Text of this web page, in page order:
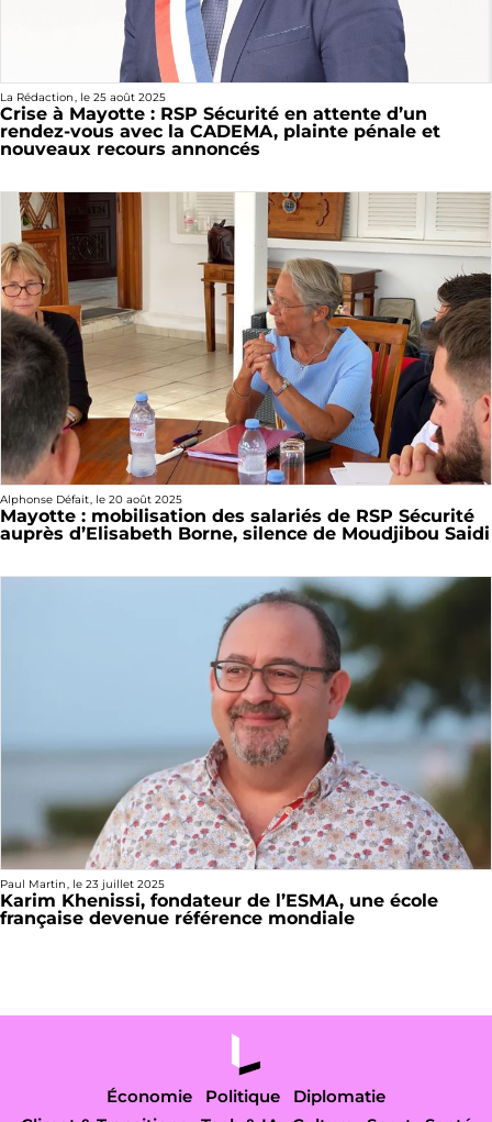
La Rédaction, le 25 août 2025
Crise à Mayotte : RSP Sécurité en attente d’un
rendez-vous avec la CADEMA, plainte pénale et
nouveaux recours annoncés
Alphonse Défait, le 20 août 2025
Mayotte : mobilisation des salariés de RSP Sécurité
auprès d’Elisabeth Borne, silence de Moudjibou Saidi
Paul Martin, le 23 juillet 2025
Karim Khenissi, fondateur de l’ESMA, une école
française devenue référence mondiale
Économie Politique
Diplomatie